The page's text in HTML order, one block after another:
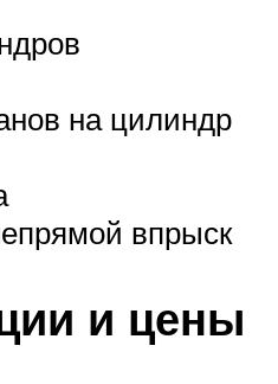
на цилиндр
впрыск
и цены